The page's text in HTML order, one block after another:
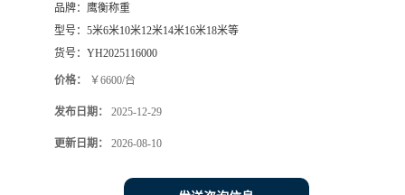
品牌： 鹰衡称重
型号： 5米6米10米12米14米16米18米等
货号： YH2025116000
价格： ￥6600/台
发布日期： 2025-12-29
更新日期： 2026-08-10